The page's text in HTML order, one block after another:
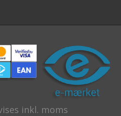
inkl. moms